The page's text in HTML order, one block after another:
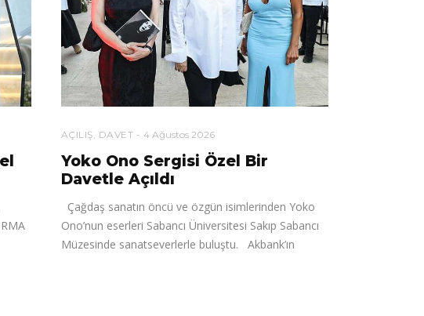
AÇILIŞ, DAVET 4 Ağustos 2026
Yoko Ono Sergisi Özel Bir
Davetle Açıldı
Çağdaş sanatın öncü ve özgün isimlerinden Yoko
Ono’nun eserleri Sabancı Üniversitesi Sakıp Sabancı
Müzesinde sanatseverlerle buluştu. Akbank’ın